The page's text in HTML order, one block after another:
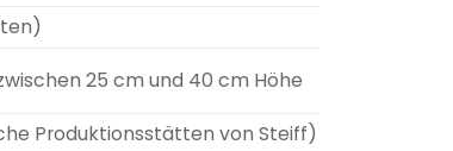
25 cm und 40 cm Höhe
Produktionsstätten von Steiff)